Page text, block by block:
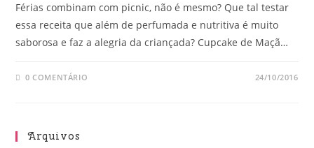
Férias combinam com picnic, não é mesmo? Que tal testar
essa receita que além de perfumada e nutritiva é muito
saborosa e faz a alegria da criançada? Cupcake de Maçã…
0 COMENTÁRIO 24/10/2016
Arquivos